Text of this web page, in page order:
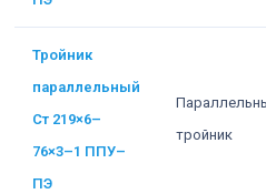
Тройник
параллельный
Ст 219×6–
76×3–1 ППУ–
ПЭ
тройник